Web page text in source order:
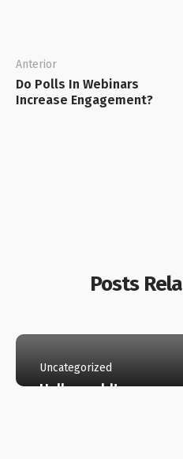
Anterior
Do Polls In Webinars
Increase Engagement?
Posts
Uncategorized
Hello world!